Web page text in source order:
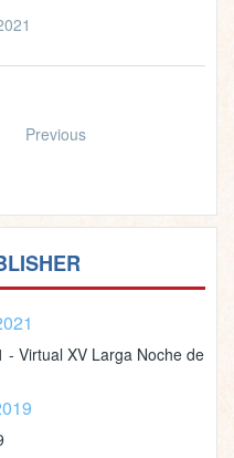
Previous
- Virtual XV Larga Noche de